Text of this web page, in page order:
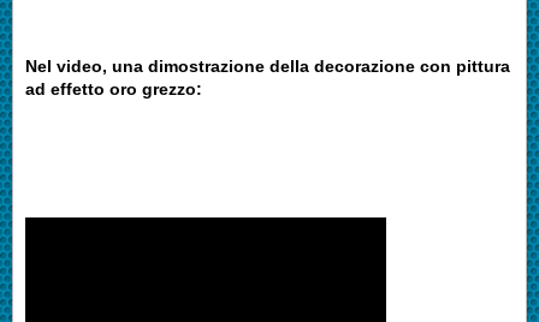
Nel video, una dimostrazione della decorazione con pittura
ad effetto oro grezzo: